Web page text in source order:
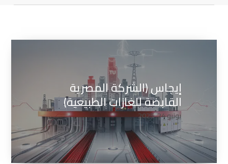
إيجاس (الشركة المصرية
القابضة للغازات الطبيعية)
يونيو 24, 2025